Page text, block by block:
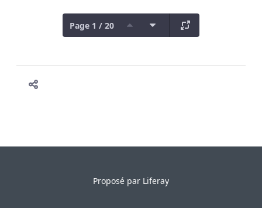
Page 1 / 20
Proposé par Liferay